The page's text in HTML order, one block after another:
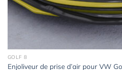
GOLF 8
Enjoliveur de prise d’air pour VW